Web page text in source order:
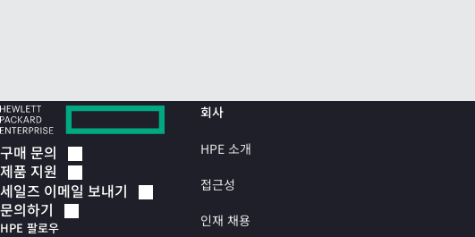
구매 문의
제품 지원
세일즈 이메일 보내기
문의하기
HPE 팔로우
회사
HPE 소개
접근성
인재 채용